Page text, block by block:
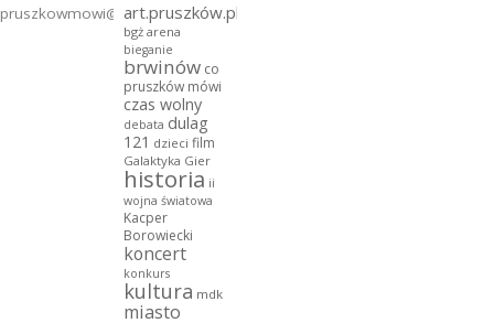
pruszkowmowi@gmail.com
art.pruszków.pl
bgż arena
bieganie
brwinów co
pruszków mówi
czas wolny
debata dulag
121 dzieci film
Galaktyka Gier
historia ii
wojna światowa
Kacper
Borowiecki
koncert
konkurs
kultura mdk
miasto